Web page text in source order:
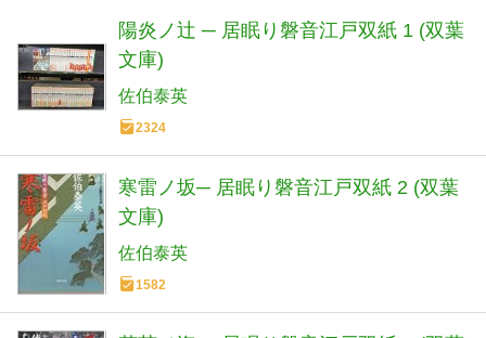
陽炎ノ辻 ─ 居眠り磐音江戸双紙 1 (双葉
文庫)
佐伯泰英
2324
寒雷ノ坂─ 居眠り磐音江戸双紙 2 (双葉
文庫)
佐伯泰英
1582